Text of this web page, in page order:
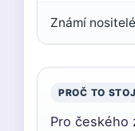
Známí nositelé
PROČ TO
Pro českého